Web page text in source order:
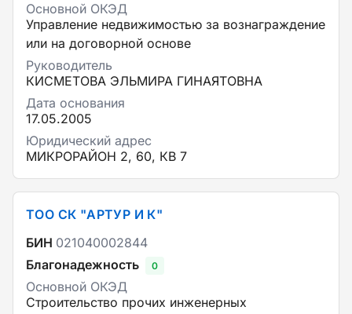
Основной ОКЭД
Управление недвижимостью за вознаграждение
или на договорной основе
Руководитель
КИСМЕТОВА ЭЛЬМИРА ГИНАЯТОВНА
Дата основания
17.05.2005
Юридический адрес
МИКРОРАЙОН 2, 60, КВ 7
ТОО СК "АРТУР И К"
БИН 021040002844
Благонадежность
0
Основной ОКЭД
Строительство прочих инженерных